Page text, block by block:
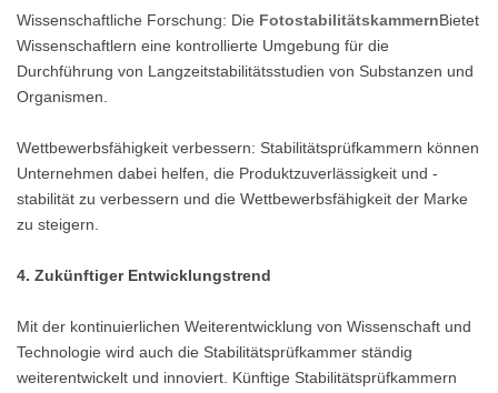
Wissenschaftliche Forschung: Die FotostabilitätskammernBietet
Wissenschaftlern eine kontrollierte Umgebung für die
Durchführung von Langzeitstabilitätsstudien von Substanzen und
Organismen.
Wettbewerbsfähigkeit verbessern: Stabilitätsprüfkammern können
Unternehmen dabei helfen, die Produktzuverlässigkeit und -
stabilität zu verbessern und die Wettbewerbsfähigkeit der Marke
zu steigern.
4. Zukünftiger Entwicklungstrend
Mit der kontinuierlichen Weiterentwicklung von Wissenschaft und
Technologie wird auch die Stabilitätsprüfkammer ständig
weiterentwickelt und innoviert. Künftige Stabilitätsprüfkammern